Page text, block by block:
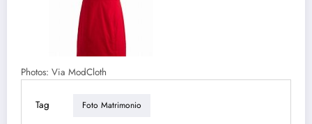
Photos: Via ModCloth
Tag Foto Matrimonio